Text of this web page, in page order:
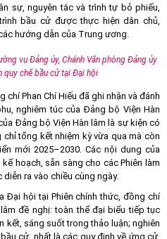
sự, nguyên tắc và trình tự bỏ phiếu,
bầu cử được thực hiện dân chủ,
hướng dẫn của Trung ương.
vụ Đảng ủy, Chánh Văn phòng Đảng ủy
quy chế bầu cử tại Đại hội
chí Phan Chí Hiếu đã ghi nhận và đánh
nghiêm túc của Đảng bộ Viện Hàn
Đảng bộ Viện Hàn lâm là sự kiện có
tổng kết nhiệm kỳ vừa qua mà còn
mới 2025–2030. Các nội dung của
hoạch, sẵn sàng cho các Phiên làm
ra vào chiều cùng ngày.
Đại hội tại Phiên chính thức, đồng chí
đề nghị: toàn thể đại biểu tiếp tục
kết, sáng suốt trong thảo luận; nghiên
cử, nhất là các quy định về ứng cử,